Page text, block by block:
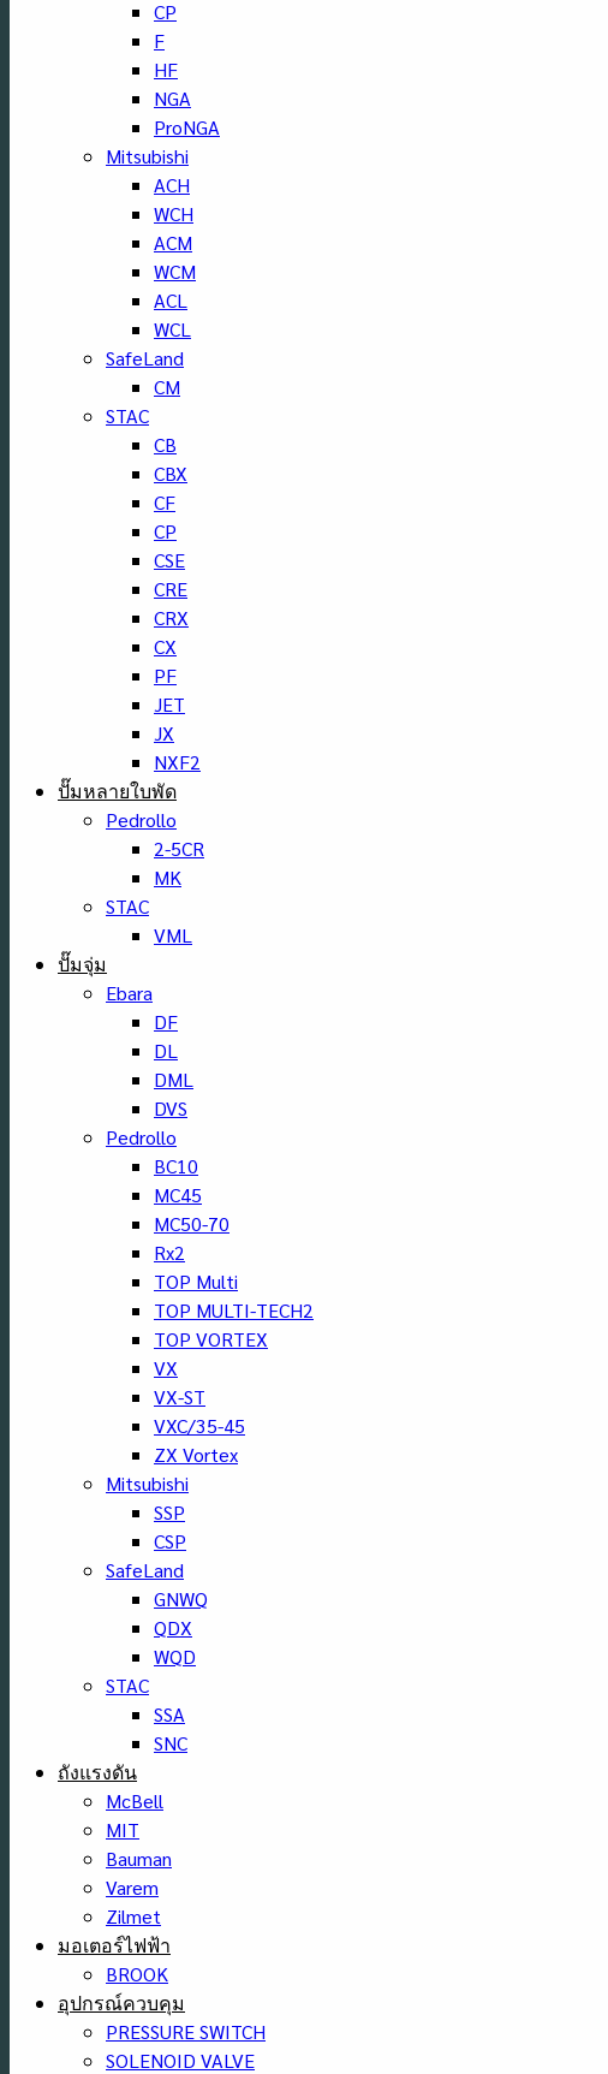
CP
F
HF
NGA
ProNGA
Mitsubishi
ACH
WCH
ACM
WCM
ACL
WCL
SafeLand
CM
STAC
CB
CBX
CF
CP
CSE
CRE
CRX
CX
PF
JET
JX
NXF2
ปั๊มหลายใบพัด
Pedrollo
2-5CR
MK
STAC
VML
ปั๊มจุ่ม
Ebara
DF
DL
DML
DVS
Pedrollo
BC10
MC45
MC50-70
Rx2
TOP Multi
TOP MULTI-TECH2
TOP VORTEX
VX
VX-ST
VXC/35-45
ZX Vortex
Mitsubishi
SSP
CSP
SafeLand
GNWQ
QDX
WQD
STAC
SSA
SNC
ถังแรงดัน
McBell
MIT
Bauman
Varem
Zilmet
มอเตอร์ไฟฟ้า
BROOK
อุปกรณ์ควบคุม
PRESSURE SWITCH
SOLENOID VALVE